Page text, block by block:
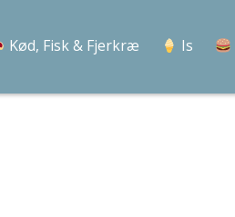
Kød, Fisk & Fjerkræ Is